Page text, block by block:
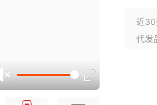
近30
代发